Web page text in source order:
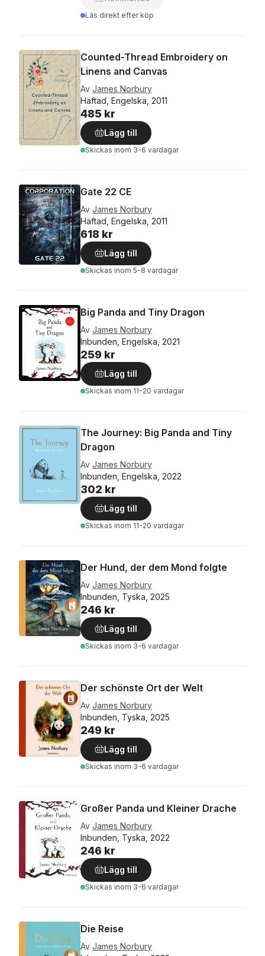
Läs direkt efter köp
Counted-Thread Embroidery on
Linens and Canvas
Av James Norbury
Häftad, Engelska, 2011
485 kr
Lägg till
Skickas inom 3-6 vardagar
Gate 22 CE
Av James Norbury
Häftad, Engelska, 2011
618 kr
Lägg till
Skickas inom 5-8 vardagar
Big Panda and Tiny Dragon
Av James Norbury
Inbunden, Engelska, 2021
259 kr
Lägg till
Skickas inom 11-20 vardagar
The Journey: Big Panda and Tiny
Dragon
Av James Norbury
Inbunden, Engelska, 2022
302 kr
Lägg till
Skickas inom 11-20 vardagar
Der Hund, der dem Mond folgte
Av James Norbury
Inbunden, Tyska, 2025
246 kr
Lägg till
Skickas inom 3-6 vardagar
Der schönste Ort der Welt
Av James Norbury
Inbunden, Tyska, 2025
249 kr
Lägg till
Skickas inom 3-6 vardagar
Großer Panda und Kleiner Drache
Av James Norbury
Inbunden, Tyska, 2022
246 kr
Lägg till
Skickas inom 3-6 vardagar
Die Reise
Av James Norbury